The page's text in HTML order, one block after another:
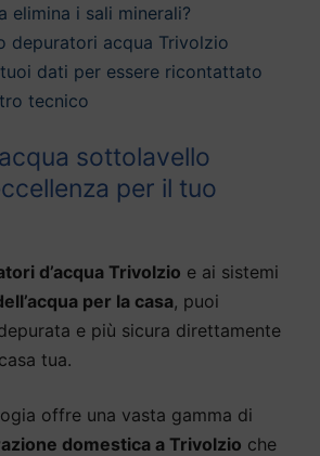
elimina i sali minerali?
depuratori acqua Trivolzio
dati per essere ricontattato
tecnico
sottolavello
per il tuo
d’acqua Trivolzio e ai sistemi
per la casa, puoi
e più sicura direttamente
tua.
offre una vasta gamma di
domestica a Trivolzio che